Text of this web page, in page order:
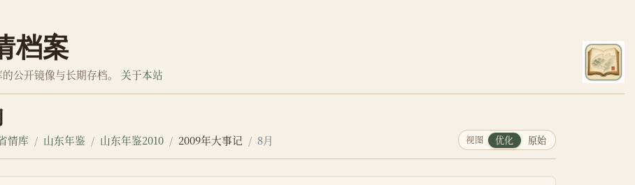
档案
公开镜像与长期存档。 关于本站
情库 山东年鉴 山东年鉴2010 2009年大事记 8月 视图 优化 原始